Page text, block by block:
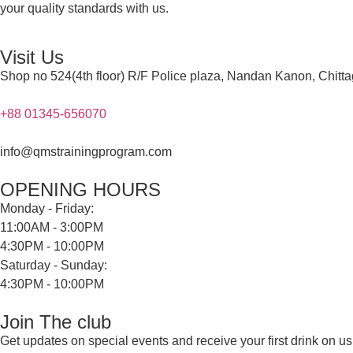
your quality standards with us.
Visit Us
Shop no 524(4th floor) R/F Police plaza, Nandan Kanon,
+88 01345-656070
info@qmstrainingprogram.com
OPENING HOURS
Monday - Friday:
11:00AM - 3:00PM
4:30PM - 10:00PM
Saturday - Sunday:
4:30PM - 10:00PM
Join The club
Get updates on special events and receive your first drink on